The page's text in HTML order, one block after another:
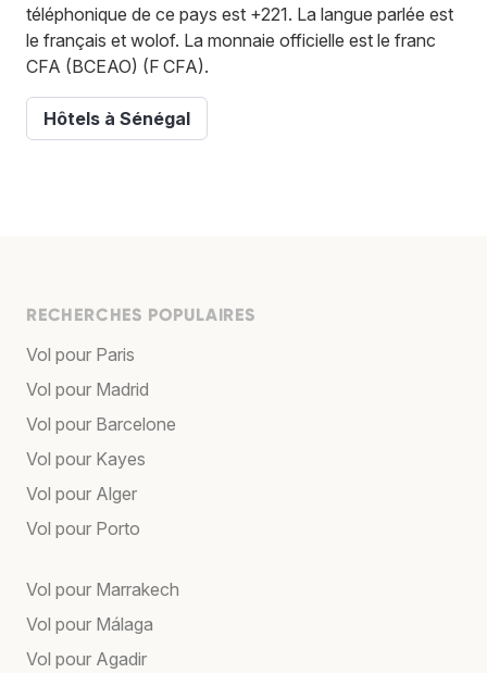
téléphonique de ce pays est +221. La langue parlée est
le français et wolof. La monnaie officielle est le franc
CFA (BCEAO) (F CFA).
Hôtels à Sénégal
RECHERCHES POPULAIRES
Vol pour Paris
Vol pour Madrid
Vol pour Barcelone
Vol pour Kayes
Vol pour Alger
Vol pour Porto
Vol pour Marrakech
Vol pour Málaga
Vol pour Agadir